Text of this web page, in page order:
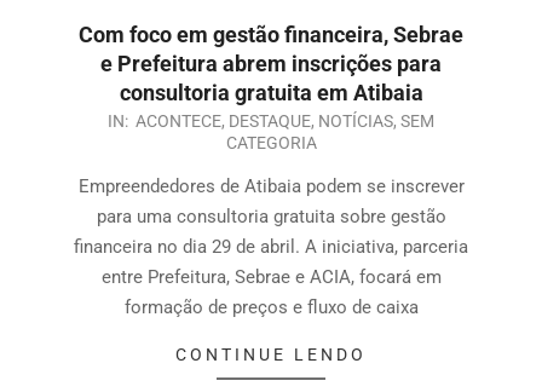
Com foco em gestão financeira, Sebrae
e Prefeitura abrem inscrições para
consultoria gratuita em Atibaia
IN: ACONTECE, DESTAQUE, NOTÍCIAS, SEM
CATEGORIA
Empreendedores de Atibaia podem se inscrever
para uma consultoria gratuita sobre gestão
financeira no dia 29 de abril. A iniciativa, parceria
entre Prefeitura, Sebrae e ACIA, focará em
formação de preços e fluxo de caixa
CONTINUE LENDO